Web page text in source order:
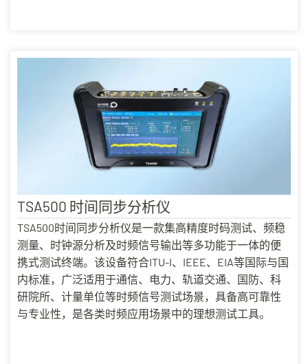
TSA500 时间同步分析仪
TSA500时间同步分析仪是一款集高精度时码测试、频稳
测量、时钟源分析及时频信号输出等多功能于一体的便
携式测试终端。该设备符合ITU-I、IEEE、EIA等国际与国
内标准，广泛适用于通信、电力、轨道交通、国防、科
研院所、计量单位等时频信号测试场景，具备高可靠性
与专业性，是各类时频应用场景中的理想测试工具。